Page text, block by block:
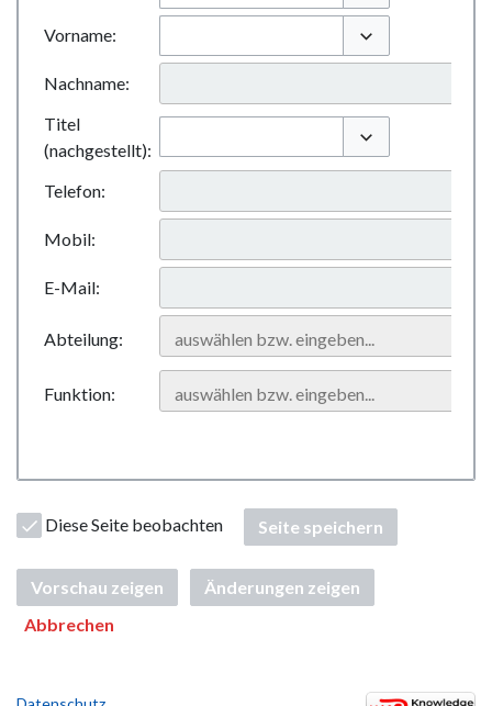
Optionen
Vorname:
Optionen
Nachname:
Titel
(nachgestellt):
Telefon:
Mobil:
E-Mail:
Abteilung:
Funktion:
Diese Seite beobachten Seite speichern
Vorschau zeigen
Änderungen zeigen
Abbrechen